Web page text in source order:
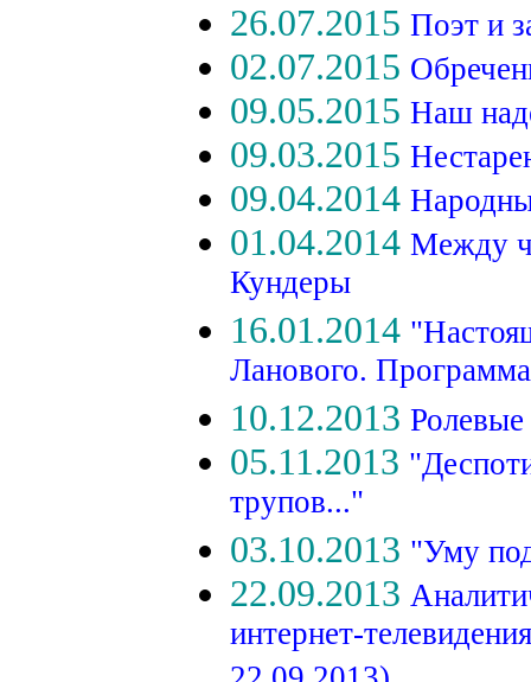
26.07.2015 Поэт и
02.07.2015
09.05.2015 Наш
09.03.2015
09.04.2014
01.04.2014 Между
Кундеры
16.01.2014
Ланового.
10.12.2013
05.11.2013
трупов..."
03.10.2013 "Уму
22.09.2013
интернет-